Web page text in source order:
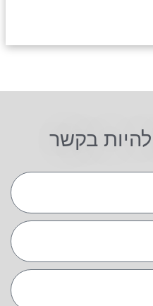
בקשר